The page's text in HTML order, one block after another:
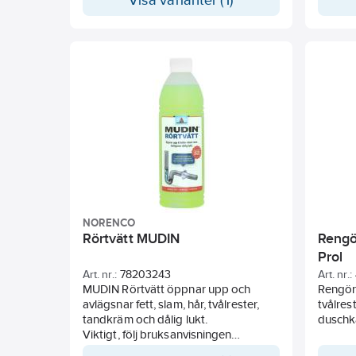
illaluktande bakterier och är luktfri.
pga
•
•
NORENCO
Rörtvätt MUDIN
Art. nr.: 78203243
MUDIN Rörtvätt öppnar upp och
avlägsnar fett, slam, hår, tvålrester,
tandkräm och dålig lukt.
Viktigt, följ bruksanvisningen
Prol
Art. nr.: